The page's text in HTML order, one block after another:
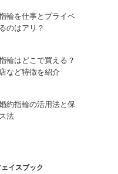
輪を仕事とプライベ
のはアリ？
輪はどこで買える？
など特徴を紹介
約指輪の活用法と保
法
ェイスブック